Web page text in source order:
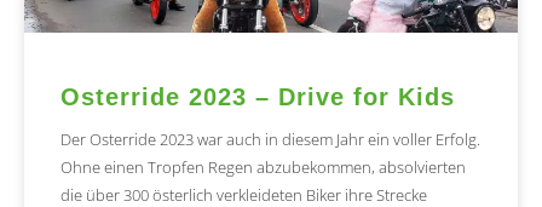
Osterride 2023 – Drive for Kids
Der Osterride 2023 war auch in diesem Jahr ein voller Erfolg.
Ohne einen Tropfen Regen abzubekommen, absolvierten
die über 300 österlich verkleideten Biker ihre Strecke